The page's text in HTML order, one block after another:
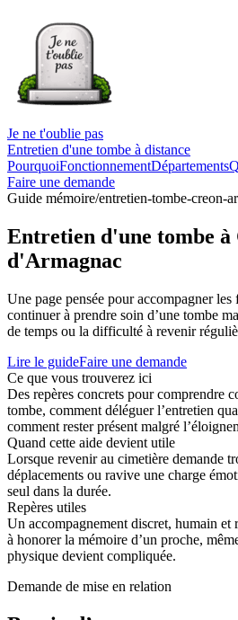
Je ne t'oublie pas
Entretien d'une tombe à distance
PourquoiFonctionnementDépartements
Faire une demande
Guide mémoire/entretien-tombe-creon-
Entretien d'une tombe à
d'Armagnac
Une page pensée pour accompagner
continuer à prendre soin d’une tombe
de temps ou la difficulté à revenir
Lire le guideFaire une demande
Ce que vous trouverez ici
Des repères concrets pour comprendre
tombe, comment déléguer l’entretien
comment rester présent malgré
Quand cette aide devient utile
Lorsque revenir au cimetière demande
déplacements ou ravive une charge
seul dans la durée.
Repères utiles
Un accompagnement discret, humain et
à honorer la mémoire d’un proche,
physique devient compliquée.
Demande de mise en relation